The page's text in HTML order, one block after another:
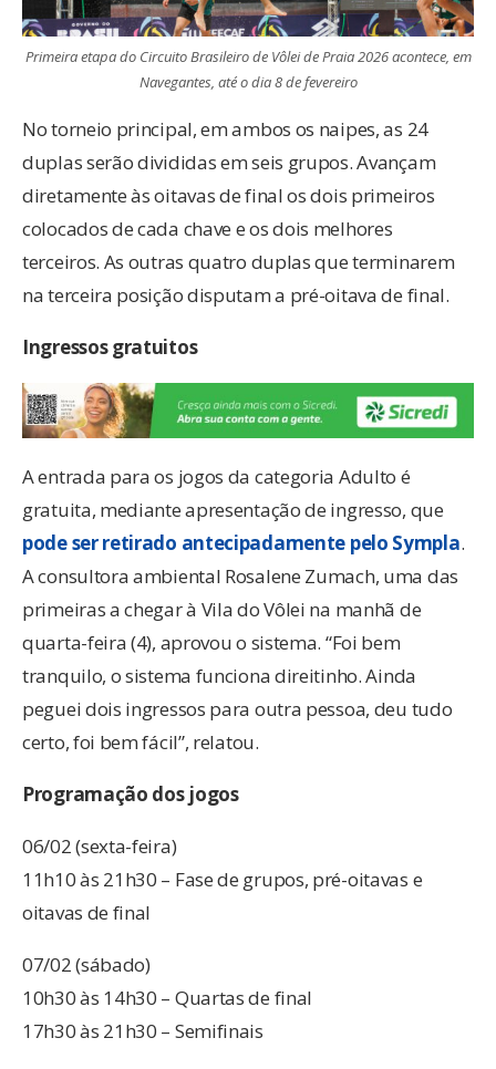
Primeira etapa do Circuito Brasileiro de Vôlei de Praia 2026 acontece, em
Navegantes, até o dia 8 de fevereiro
No torneio principal, em ambos os naipes, as 24
duplas serão divididas em seis grupos. Avançam
diretamente às oitavas de final os dois primeiros
colocados de cada chave e os dois melhores
terceiros. As outras quatro duplas que terminarem
na terceira posição disputam a pré-oitava de final.
Ingressos gratuitos
A entrada para os jogos da categoria Adulto é
gratuita, mediante apresentação de ingresso, que
pode ser retirado antecipadamente pelo Sympla.
A consultora ambiental Rosalene Zumach, uma das
primeiras a chegar à Vila do Vôlei na manhã de
quarta-feira (4), aprovou o sistema. “Foi bem
tranquilo, o sistema funciona direitinho. Ainda
peguei dois ingressos para outra pessoa, deu tudo
certo, foi bem fácil”, relatou.
Programação dos jogos
06/02 (sexta-feira)
11h10 às 21h30 – Fase de grupos, pré-oitavas e
oitavas de final
07/02 (sábado)
10h30 às 14h30 – Quartas de final
17h30 às 21h30 – Semifinais